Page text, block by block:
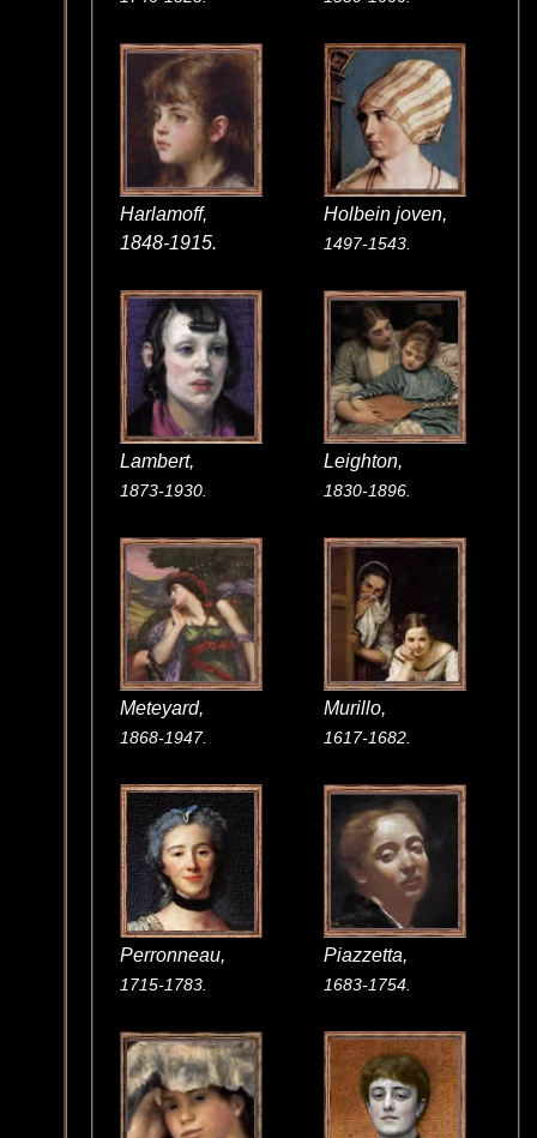
Harlamoff,
1848-1915.
Holbein joven,
1497-1543.
Lambert,
1873-1930.
Leighton,
1830-1896.
Meteyard,
1868-1947.
Murillo,
1617-1682.
Perronneau,
1715-1783.
Piazzetta,
1683-1754.